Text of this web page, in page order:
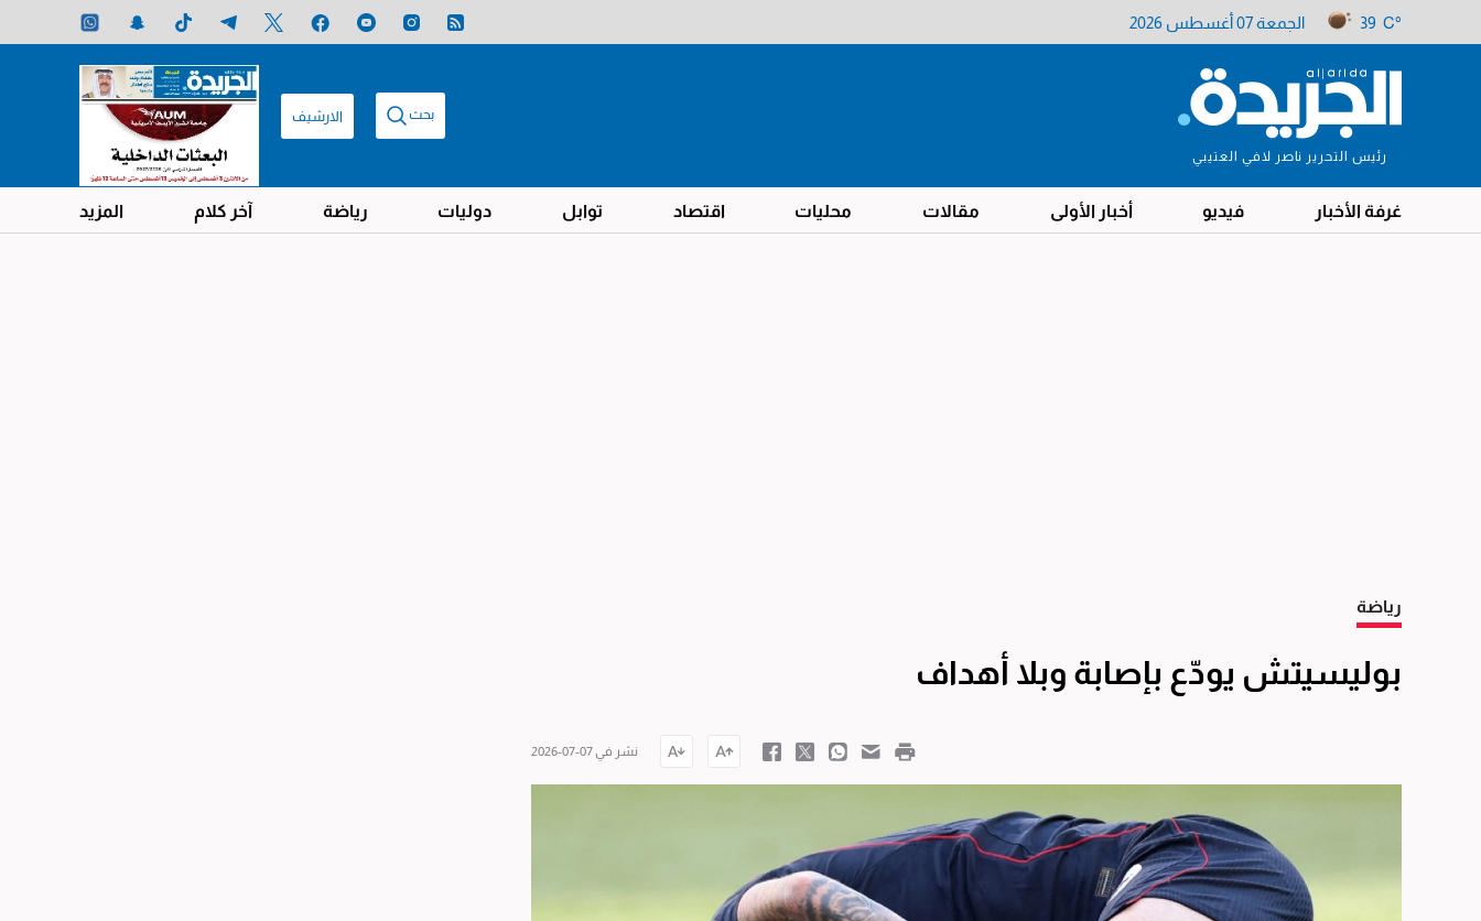
39 C° الجمعة 07 أغسطس 2026
رئيس التحرير ناصر لافي العتيبي
بحث الارشيف
غرفة الأخبار فيديو أخبار الأولى مقالات محليات اقتصاد توابل دوليات رياضة آخر كلام المزيد
رياضة
بوليسيتش يودّع بإصابة وبلا أهداف
نشر في 07-07-2026